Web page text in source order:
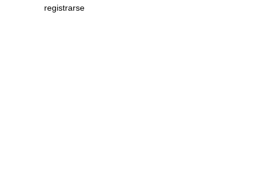
registrarse